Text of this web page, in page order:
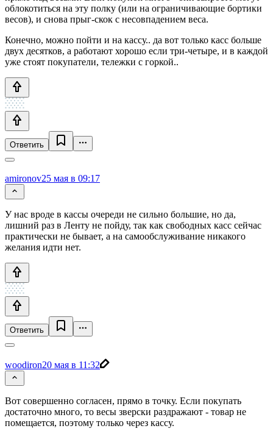
облокотиться на эту полку (или на ограничивающие бортики
весов), и снова прыг-скок с несовпадением веса.
Конечно, можно пойти и на кассу.. да вот только касс больше
двух десятков, а работают хорошо если три-четыре, и в каждой
уже стоят покупатели, тележки с горкой..
Ответить
amironov25 мая в 09:17
У нас вроде в кассы очереди не сильно большие, но да,
лишний раз в Ленту не пойду, так как свободных касс сейчас
практически не бывает, а на самообслуживание никакого
желания идти нет.
Ответить
woodiron20 мая в 11:32
Вот совершенно согласен, прямо в точку. Если покупать
достаточно много, то весы зверски раздражают - товар не
помещается, поэтому только через кассу.